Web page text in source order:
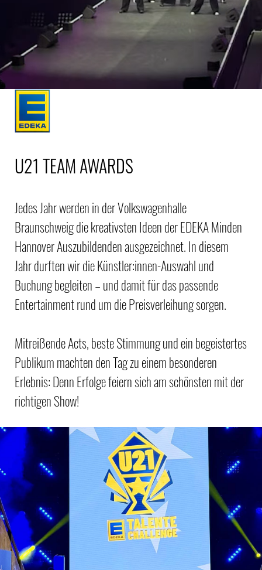
U21 TEAM AWARDS
Jedes Jahr werden in der Volkswagenhalle
Braunschweig die kreativsten Ideen der EDEKA Minden
Hannover Auszubildenden ausgezeichnet. In diesem
Jahr durften wir die Künstler:innen-Auswahl und
Buchung begleiten – und damit für das passende
Entertainment rund um die Preisverleihung sorgen.
Mitreißende Acts, beste Stimmung und ein begeistertes
Publikum machten den Tag zu einem besonderen
Erlebnis: Denn Erfolge feiern sich am schönsten mit der
richtigen Show!